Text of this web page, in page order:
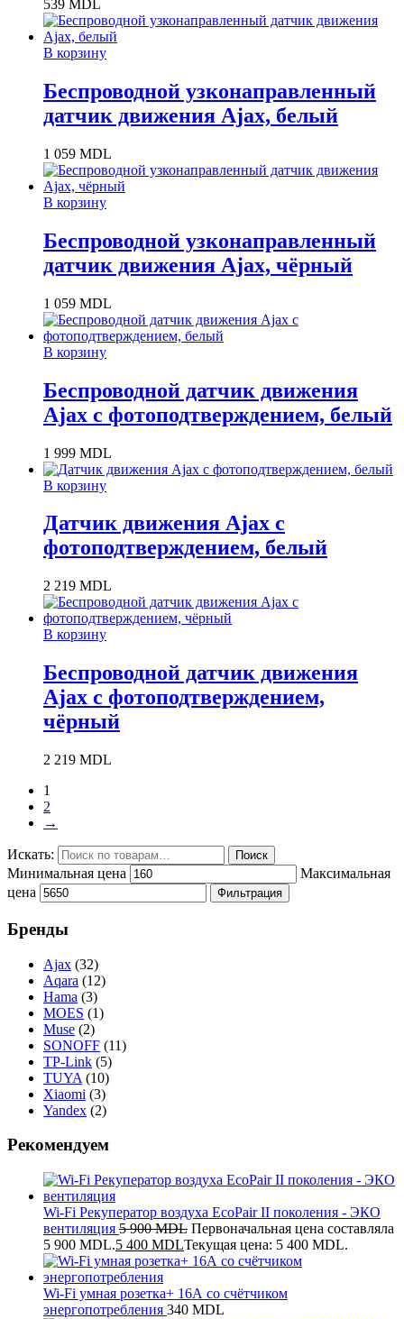
539 MDL
В корзину
Беспроводной узконаправленный
датчик движения Ajax, белый
1 059 MDL
В корзину
Беспроводной узконаправленный
датчик движения Ajax, чёрный
1 059 MDL
В корзину
Беспроводной датчик движения
Ajax с фотоподтверждением, белый
1 999 MDL
В корзину
Датчик движения Ajax с
фотоподтверждением, белый
2 219 MDL
В корзину
Беспроводной датчик движения
Ajax с фотоподтверждением,
чёрный
2 219 MDL
1
2
→
Искать: Поиск
Минимальная цена
Максимальная
цена
Фильтрация
Бренды
Ajax (32)
Aqara (12)
Hama (3)
MOES (1)
Muse (2)
SONOFF (11)
TP-Link (5)
TUYA (10)
Xiaomi (3)
Yandex (2)
Рекомендуем
Wi-Fi Рекуператор воздуха EcoPair II поколения - ЭКО
вентиляция 5 900MDL Первоначальная цена составляла
5 900 MDL.5 400 MDLТекущая цена: 5 400 MDL.
Wi-Fi умная розетка+ 16А со счётчиком
энергопотребления 340 MDL